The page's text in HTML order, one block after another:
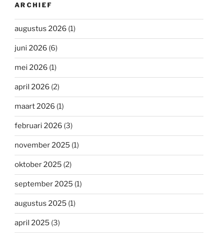
ARCHIEF
augustus 2026 (1)
juni 2026 (6)
mei 2026 (1)
april 2026 (2)
maart 2026 (1)
februari 2026 (3)
november 2025 (1)
oktober 2025 (2)
september 2025 (1)
augustus 2025 (1)
april 2025 (3)